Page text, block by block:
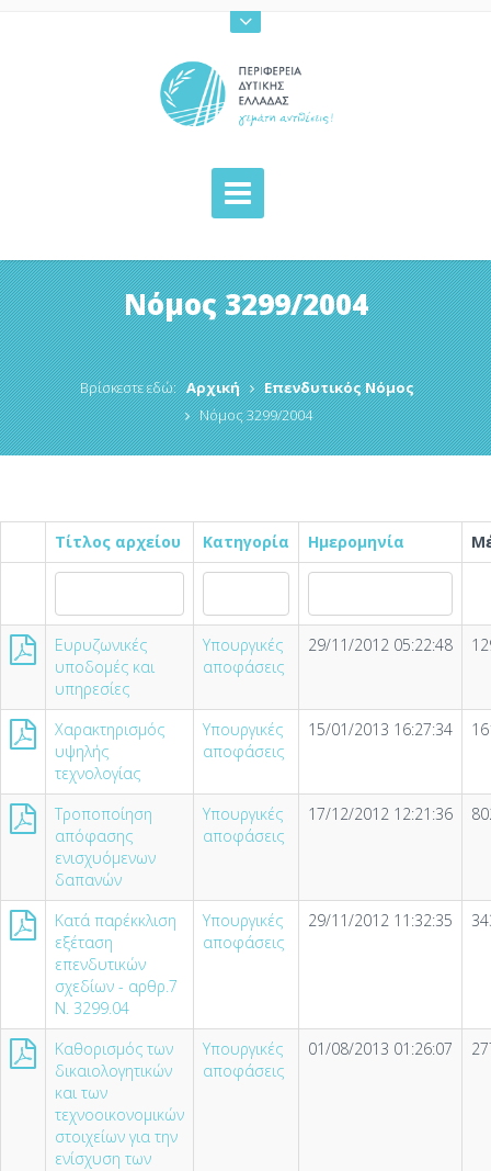
Νόμος 3299/2004
Βρίσκεστε εδώ: Αρχική
Επενδυτικός Νόμος
Νόμος 3299/2004
Τίτλος αρχείου Κατηγορία Ημερομηνία
Ευρυζωνικές
υποδομές και
υπηρεσίες
Υπουργικές
αποφάσεις
29/11/2012 05:22:48
Χαρακτηρισμός
υψηλής
τεχνολογίας
Υπουργικές
αποφάσεις
15/01/2013 16:27:34
Τροποποίηση
απόφασης
ενισχυόμενων
δαπανών
Υπουργικές
αποφάσεις
17/12/2012 12:21:36
Κατά παρέκκλιση
εξέταση
επενδυτικών
σχεδίων - αρθρ.7
Ν. 3299.04
Υπουργικές
αποφάσεις
29/11/2012 11:32:35
Καθορισμός των
δικαιολογητικών
και των
τεχνοοικονομικών
στοιχείων για την
ενίσχυση των
Υπουργικές
αποφάσεις
01/08/2013 01:26:07